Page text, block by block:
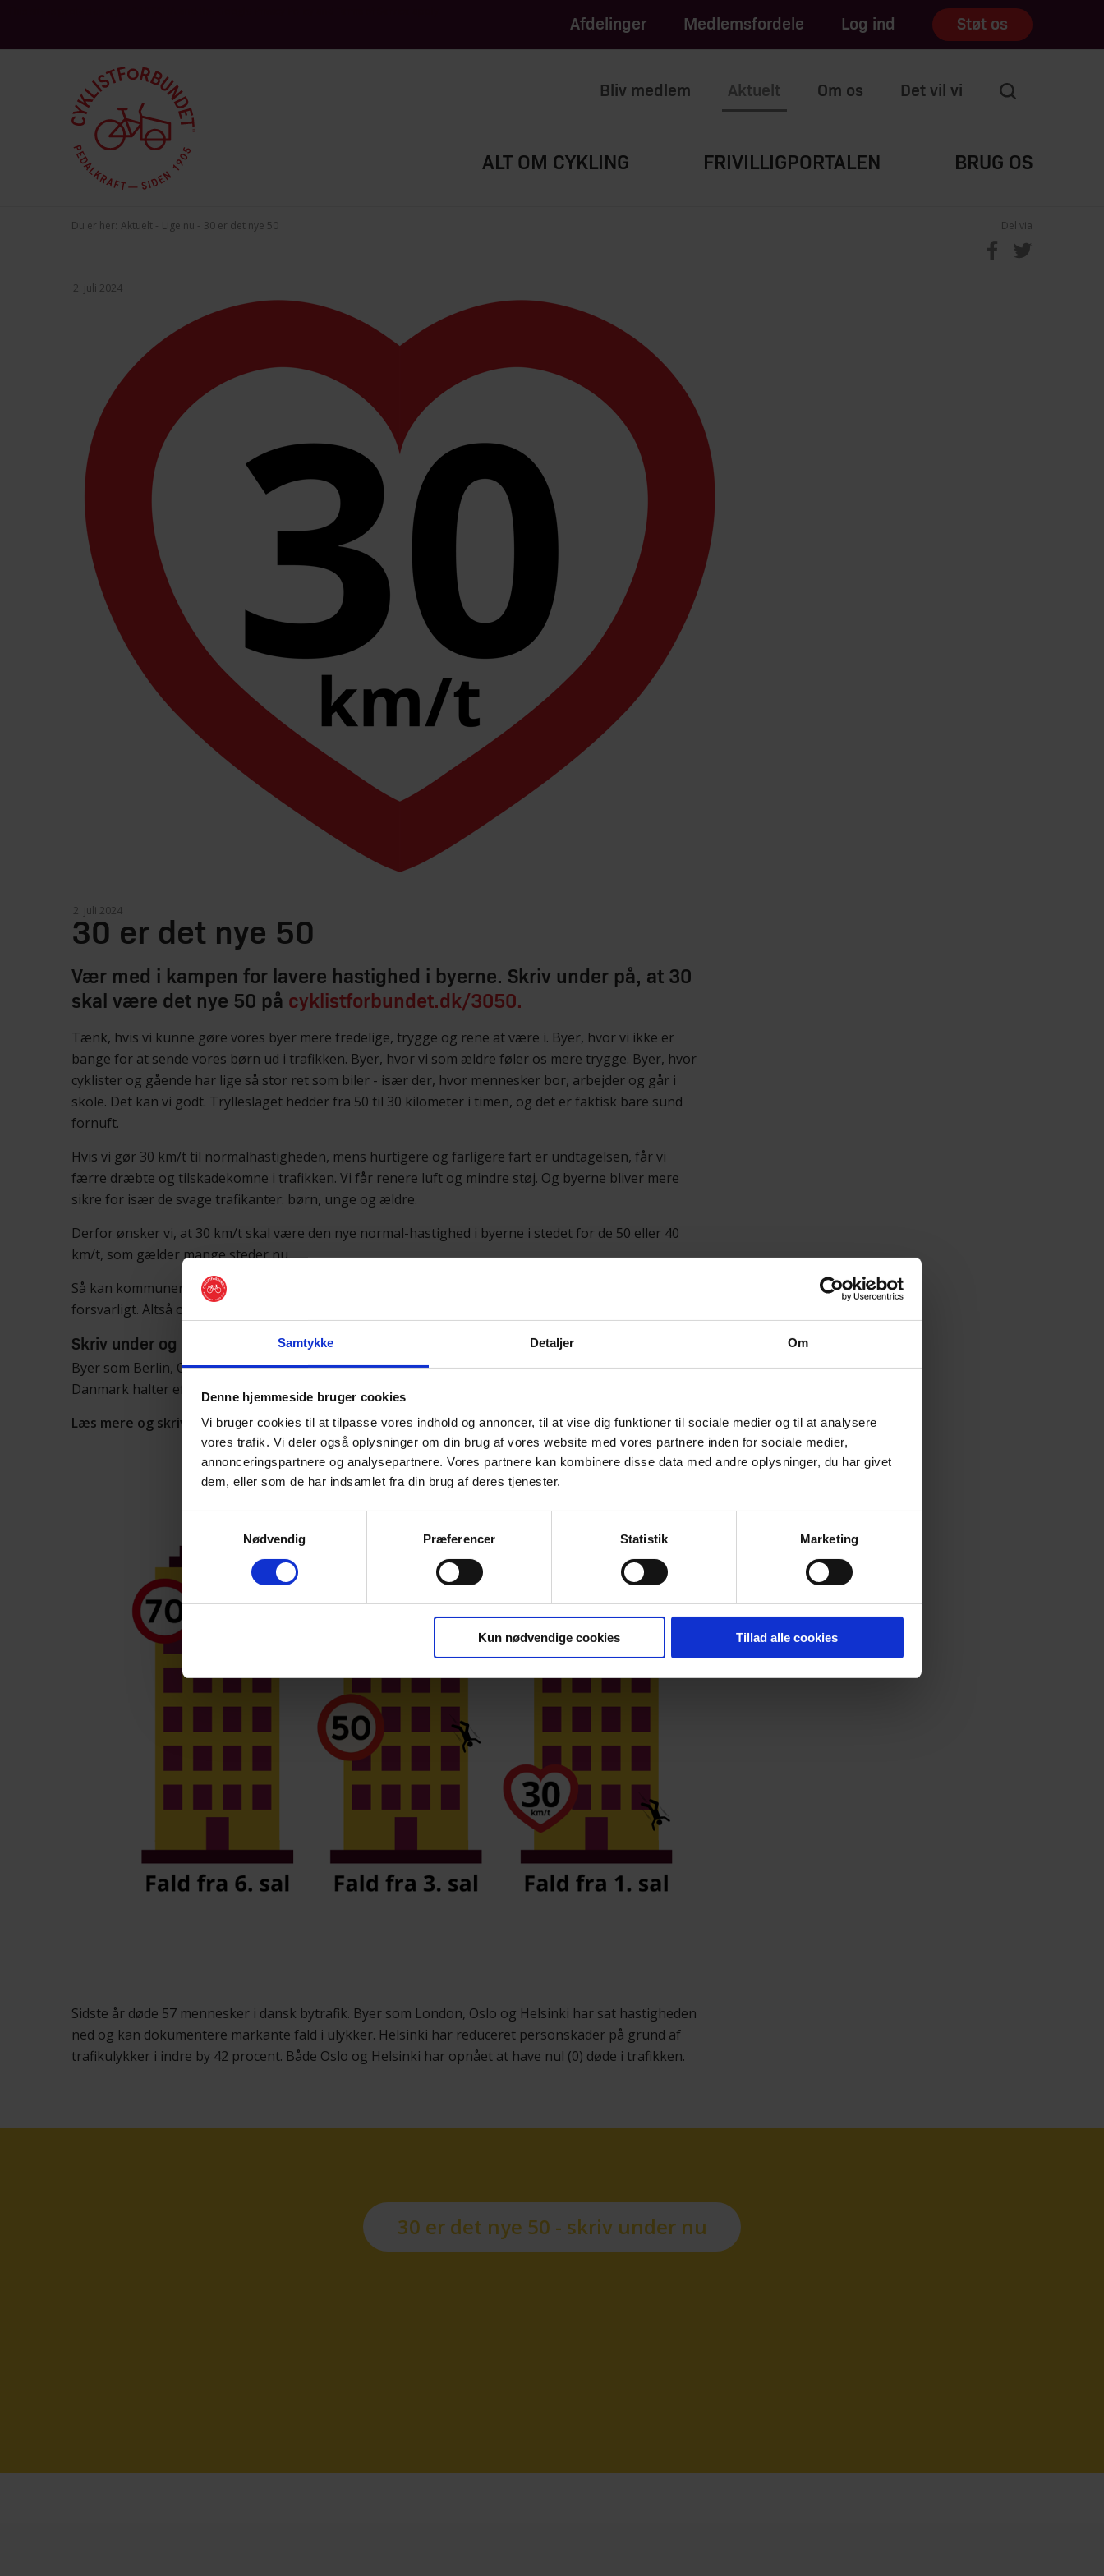
Samtykke Detaljer Om
Denne hjemmeside bruger cookies
Vi bruger cookies til at tilpasse vores indhold og annoncer, til at vise dig funktioner til sociale medier og til at analysere
vores trafik. Vi deler også oplysninger om din brug af vores website med vores partnere inden for sociale medier,
annonceringspartnere og analysepartnere. Vores partnere kan kombinere disse data med andre oplysninger, du har givet
dem, eller som de har indsamlet fra din brug af deres tjenester.
Nødvendig
Præferencer Statistik Marketing
Kun nødvendige cookies Tillad alle cookies
Afdelinger Medlemsfordele Log ind Støt os
Bliv medlem Aktuelt Om os Det vil vi
ALT OM CYKLING FRIVILLIGPORTALEN BRUG OS
Du er her: Aktuelt Lige nu 30 er det nye 50 Del via
30 er det nye 50
Vær med i kampen for lavere hastighed i byerne. Skriv under på, at 30
skal være det nye 50 på cyklistforbundet.dk/3050.
Tænk, hvis vi kunne gøre vores byer mere fredelige, trygge og rene at være i. Byer, hvor vi ikke er
bange for at sende vores børn ud i trafikken. Byer, hvor vi som ældre føler os mere trygge. Byer, hvor
cyklister og gående har lige så stor ret som biler - især der, hvor mennesker bor, arbejder og går i
skole. Det kan vi godt. Trylleslaget hedder fra 50 til 30 kilometer i timen, og det er faktisk bare sund
fornuft.
Hvis vi gør 30 km/t til normalhastigheden, mens hurtigere og farligere fart er undtagelsen, får vi
færre dræbte og tilskadekomne i trafikken. Vi får renere luft og mindre støj. Og byerne bliver mere
sikre for især de svage trafikanter: børn, unge og ældre.
Derfor ønsker vi, at 30 km/t skal være den nye normal-hastighed i byerne i stedet for de 50 eller 40
km/t, som gælder mange steder nu.
Så kan kommunerne efter en konkret vurdering sætte hastigheden op steder, hvor det vurderes som
forsvarligt. Altså omvendt af i dag. Derfor siger vi, at 30 er det nye 50.
Skriv under og bak op om lavere hastigheder i byerne
Byer som Berlin, Oslo, Wien, Bruxelles, Paris, Madrid og Helsinki har allerede sænket farten til 30 km/t.
Danmark halter efter.
Læs mere og skriv under på voresunderskriftsindsamling på cyklistforbundet.dk/3050.
Sidste år døde 57 mennesker i dansk bytrafik. Byer som London, Oslo og Helsinki har sat hastigheden
ned og kan dokumentere markante fald i ulykker. Helsinki har reduceret personskader på grund af
trafikulykker i indre by 42 procent. Både Oslo og Helsinki har opnået at have nul (0) døde i trafikken.
30 er det nye 50 - skriv under nu